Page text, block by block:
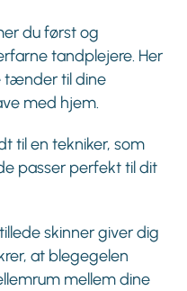
du først og
tandplejere. Her
tænder til dine
med hjem.
til en tekniker, som
passer perfekt til dit
skinner giver dig
at blegegelen
mellem dine